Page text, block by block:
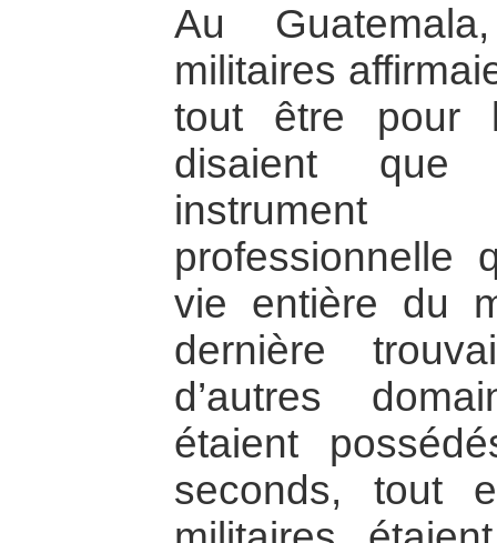
Au
militaires
tout être pour
disaient que
professionnelle
vie entière du
dernière
d’autres
étaient
seconds, tout